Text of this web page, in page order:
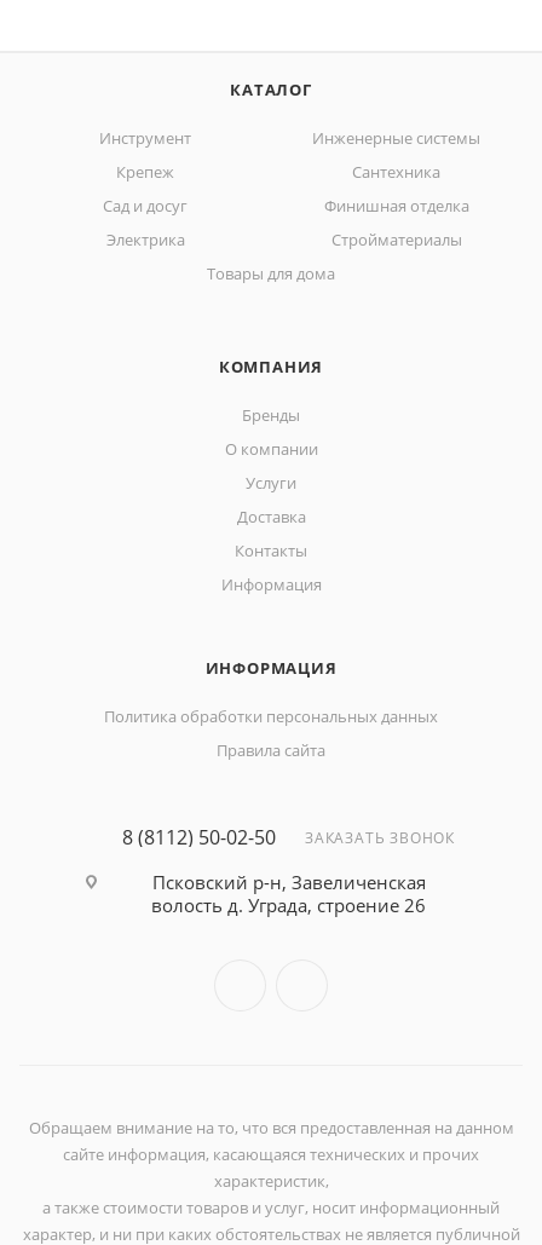
КАТАЛОГ
Инструмент
Инженерные системы
Крепеж
Сантехника
Сад и досуг
Финишная отделка
Электрика
Стройматериалы
Товары для дома
КОМПАНИЯ
Бренды
О компании
Услуги
Доставка
Контакты
Информация
ИНФОРМАЦИЯ
Политика обработки персональных данных
Правила сайта
8 (8112) 50-02-50 ЗАКАЗАТЬ ЗВОНОК
Псковский р-н, Завеличенская
волость д. Уграда, строение 26
Обращаем внимание на то, что вся предоставленная на данном
сайте информация, касающаяся технических и прочих
характеристик,
а также стоимости товаров и услуг, носит информационный
характер, и ни при каких обстоятельствах не является публичной